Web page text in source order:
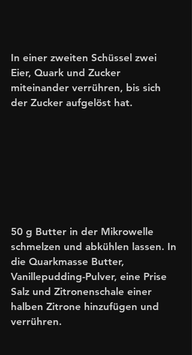
In einer zweiten Schüssel zwei
Eier, Quark und Zucker
miteinander verrühren, bis sich
der Zucker aufgelöst hat.
50 g Butter in der Mikrowelle
schmelzen und abkühlen lassen. In
die Quarkmasse Butter,
Vanillepudding-Pulver, eine Prise
Salz und Zitronenschale einer
halben Zitrone hinzufügen und
verrühren.